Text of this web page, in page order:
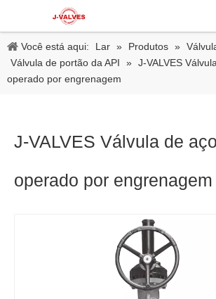
Você está aqui: Lar » Produtos »
Válvula de portão da API
» J-VALVES
operado por engrenagem
J-VALVES Válvula de
operado por engrenagem